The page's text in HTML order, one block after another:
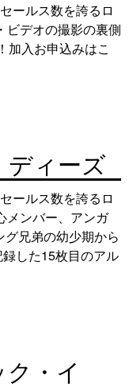
ールス数を誇るロ
ビデオの撮影の裏側
加入お申込みはこ
ディーズ
ールス数を誇るロ
メンバー、アンガ
兄弟の幼少期から
した15枚目のアル
・イ